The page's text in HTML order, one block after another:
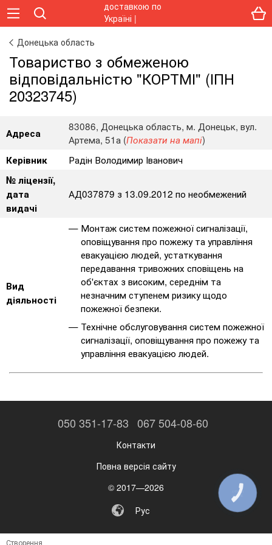
Донецька область
Товариство з обмеженою
відповідальністю "КОРТМІ" (ІПН
20323745)
Адреса
83086, Донецька область, м. Донецьк, вул.
Артема, 51а (Показати на мапі)
Керівник
Радін Володимир Іванович
№ ліцензії,
дата
видачі
АД037879 з 13.09.2012 по необмежений
Вид
діяльності
Монтаж систем пожежної сигналізації,
оповіщування про пожежу та управління
евакуацією людей, устаткування
передавання тривожних сповіщень на
об'єктах з високим, середнім та
незначним ступенем ризику щодо
пожежної безпеки.
Технічне обслуговування систем пожежної
сигналізації, оповіщування про пожежу та
управління евакуацією людей.
050 351-17-83 067 504-08-60
Контакти
Повна версія сайту
© 2017—2026
Рус
Створення
КНОПКА
ЗВ'ЯЗКУ